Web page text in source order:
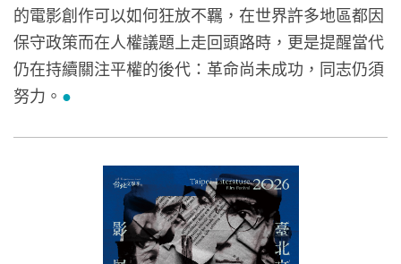
的電影創作可以如何狂放不羈，在世界許多地區都因
保守政策而在人權議題上走回頭路時，更是提醒當代
仍在持續關注平權的後代：革命尚未成功，同志仍須
努力。 ●